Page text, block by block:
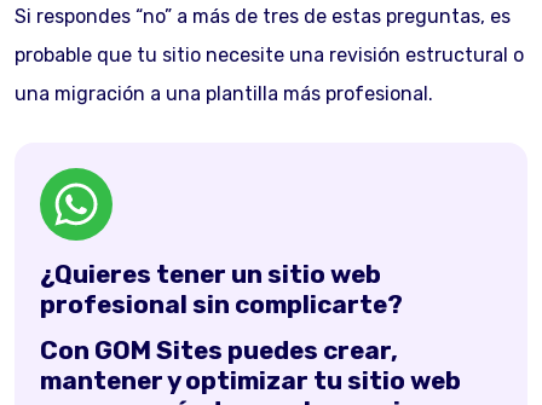
Si respondes “no” a más de tres de estas preguntas, es
probable que tu sitio necesite una revisión estructural o
una migración a una plantilla más profesional.
¿Quieres tener un sitio web
profesional sin complicarte?
Con GOM Sites puedes crear,
mantener y optimizar tu sitio web